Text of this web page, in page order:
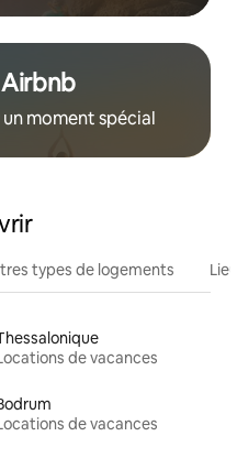
moment spécial
types de logements
de vacances
de vacances